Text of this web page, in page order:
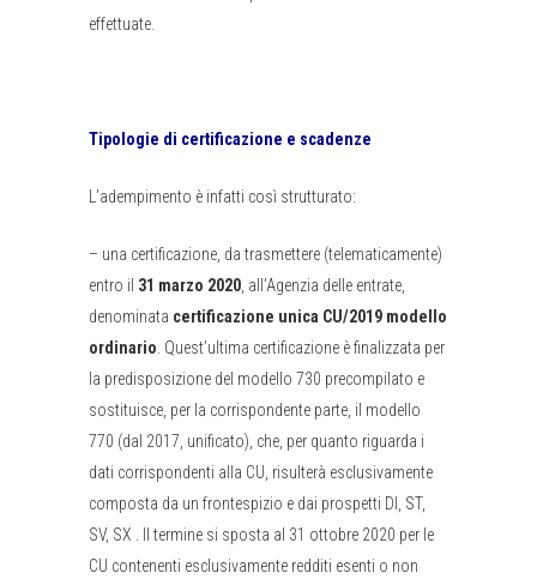
effettuate.
Tipologie di certificazione e scadenze
L’adempimento è infatti così strutturato:
– una certificazione, da trasmettere (telematicamente)
entro il 31 marzo 2020 , all’Agenzia delle entrate,
denominata certificazione unica CU/2019 modello
ordinario . Quest’ultima certificazione è finalizzata per
la predisposizione del modello 730 precompilato e
sostituisce, per la corrispondente parte, il modello
770 (dal 2017, unificato), che, per quanto riguarda i
dati corrispondenti alla CU, risulterà esclusivamente
composta da un frontespizio e dai prospetti DI, ST,
SV, SX . Il termine si sposta al 31 ottobre 2020 per le
CU contenenti esclusivamente redditi esenti o non